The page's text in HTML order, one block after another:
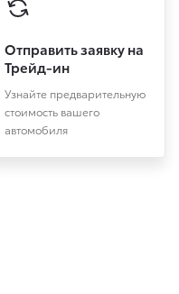
Отправить заявку на
Трейд-ин
Узнайте предварительную
стоимость вашего
автомобиля